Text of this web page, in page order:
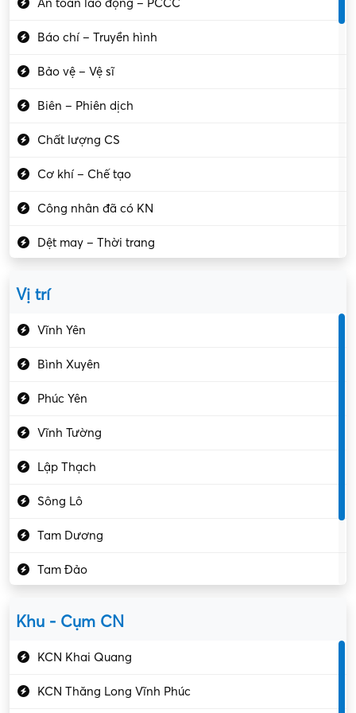
An toàn lao động – PCCC
Báo chí – Truyền hình
Bảo vệ – Vệ sĩ
Biên – Phiên dịch
Chất lượng CS
Cơ khí – Chế tạo
Công nhân đã có KN
Dệt may – Thời trang
Kiểm soát chất lượng
Kỹ sư cơ khí
Kỹ sư điện
Kỹ thuật cao
Vị trí
Vĩnh Yên
Bình Xuyên
Phúc Yên
Vĩnh Tường
Lập Thạch
Sông Lô
Tam Dương
Tam Đảo
Khu - Cụm CN
KCN Khai Quang
KCN Thăng Long Vĩnh Phúc